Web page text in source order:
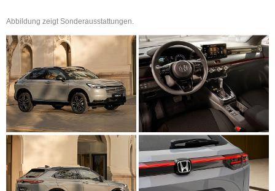
Abbildung zeigt Sonderausstattungen.